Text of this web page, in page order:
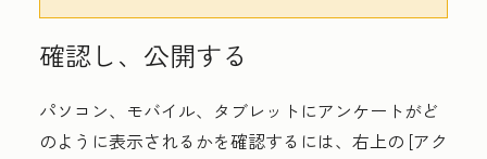
確認し、公開する
パソコン、モバイル、タブレットにアンケートがど
のように表示されるかを確認するには、右上の [アク